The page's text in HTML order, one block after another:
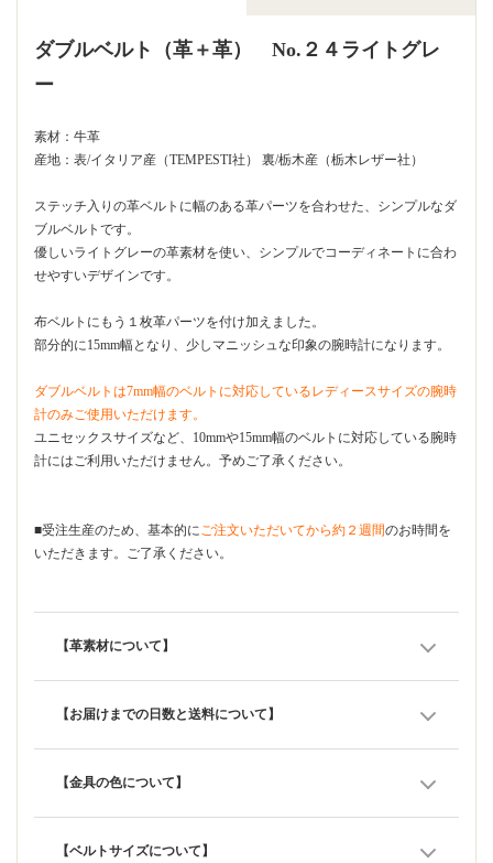
ダブルベルト（革＋革） No.２４ライトグレ
ー
素材：牛革
産地：表/イタリア産（TEMPESTI社） 裏/栃木産（栃木レザー社）
ステッチ入りの革ベルトに幅のある革パーツを合わせた、シンプルなダ
ブルベルトです。
優しいライトグレーの革素材を使い、シンプルでコーディネートに合わ
せやすいデザインです。
布ベルトにもう１枚革パーツを付け加えました。
部分的に15mm幅となり、少しマニッシュな印象の腕時計になります。
ダブルベルトは7mm幅のベルトに対応しているレディースサイズの腕時
計のみご使用いただけます。
ユニセックスサイズなど、10mmや15mm幅のベルトに対応している腕時
計にはご利用いただけません。予めご了承ください。
■受注生産のため、基本的にご注文いただいてから約２週間のお時間を
いただきます。ご了承ください。
【革素材について】
【お届けまでの日数と送料について】
【金具の色について】
【ベルトサイズについて】